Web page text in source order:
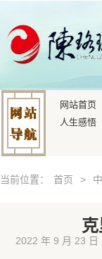
网站首页
人生感悟
当前位置： 首页 >
2022 年 9 月 23 日